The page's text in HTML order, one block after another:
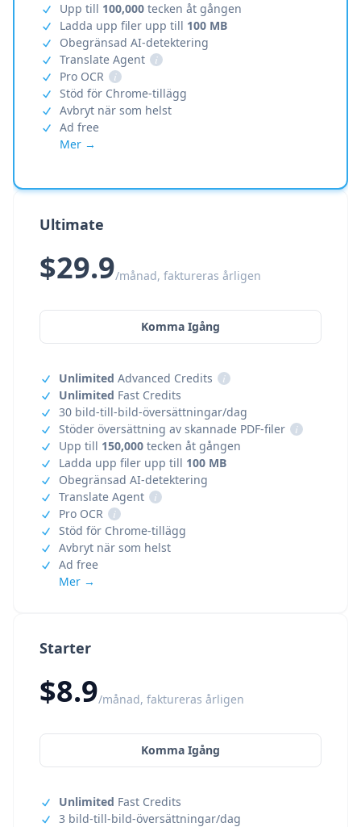
Starter
$8.9/månad, faktureras årligen
Komma Igång
Unlimited Fast Credits
3 bild-till-bild-översättningar/dag
Upp till 100,000 tecken åt gången
Ladda upp filer upp till 100 MB
Obegränsad AI-detektering
Translate Agent
i
Pro OCR
i
Stöd för Chrome-tillägg
Avbryt när som helst
Ad free
Mer →
Ultimate
$29.9/månad, faktureras årligen
Komma Igång
Unlimited Advanced Credits
i
Unlimited Fast Credits
30 bild-till-bild-översättningar/dag
Stöder översättning av skannade PDF-filer
i
Upp till 150,000 tecken åt gången
Ladda upp filer upp till 100 MB
Obegränsad AI-detektering
Translate Agent
i
Pro OCR
i
Stöd för Chrome-tillägg
Avbryt när som helst
Ad free
Mer →